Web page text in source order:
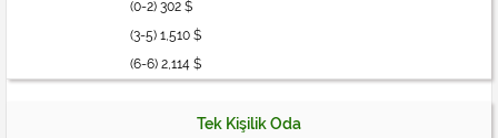
(0-2) 302 $
(3-5) 1,510 $
(6-6) 2,114 $
Tek Kişilik Oda